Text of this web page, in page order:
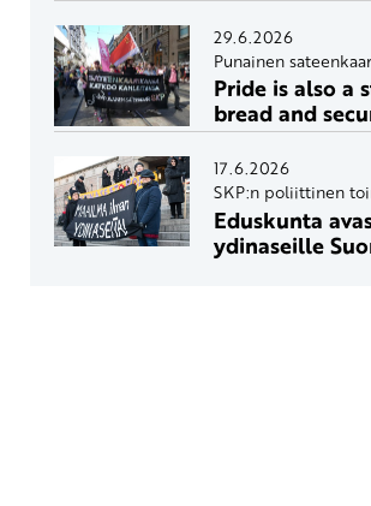
29.6.2026
Punainen
Pride is also a
bread and
17.6.2026
SKP:n poliittinen
Eduskunta
ydinaseille